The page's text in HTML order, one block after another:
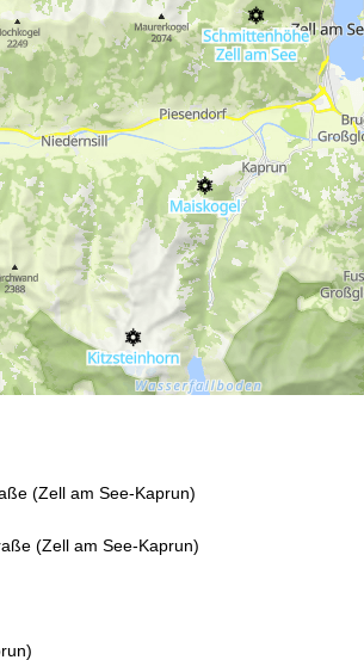
Beratung
(Zell am See-Kaprun)
(Zell am See-Kaprun)